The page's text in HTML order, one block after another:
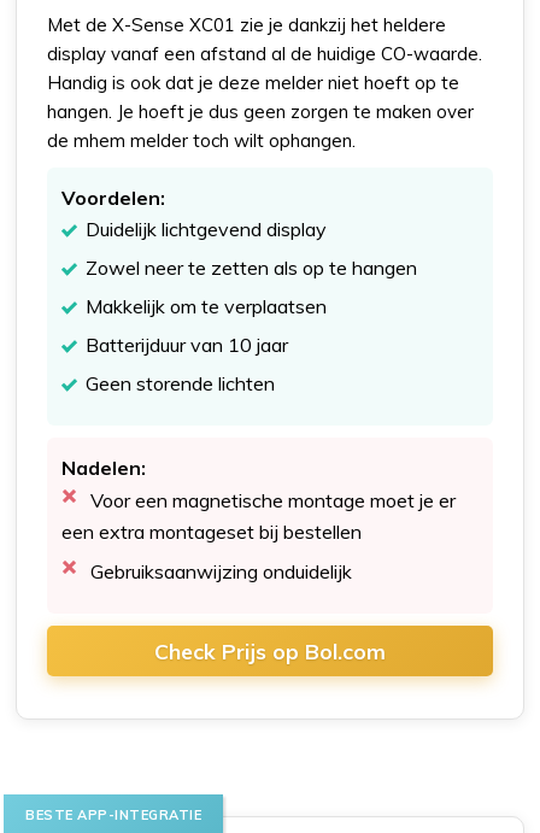
Met de X-Sense XC01 zie je dankzij het heldere
display vanaf een afstand al de huidige CO-waarde.
Handig is ook dat je deze melder niet hoeft op te
hangen. Je hoeft je dus geen zorgen te maken over
de mhem melder toch wilt ophangen.
Voordelen:
Duidelijk lichtgevend display
Zowel neer te zetten als op te hangen
Makkelijk om te verplaatsen
Batterijduur van 10 jaar
Geen storende lichten
Nadelen:
Voor een magnetische montage moet je er
een extra montageset bij bestellen
Gebruiksaanwijzing onduidelijk
Check Prijs op Bol.com
BESTE APP-INTEGRATIE